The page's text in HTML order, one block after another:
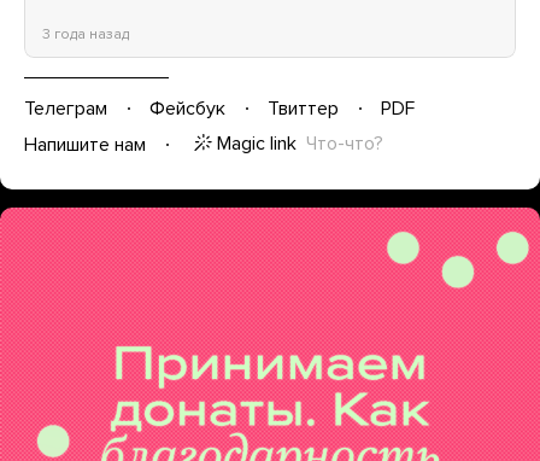
3 года назад
Телеграм Фейсбук Твиттер
PDF
Напишите нам
Magic link Что-что?